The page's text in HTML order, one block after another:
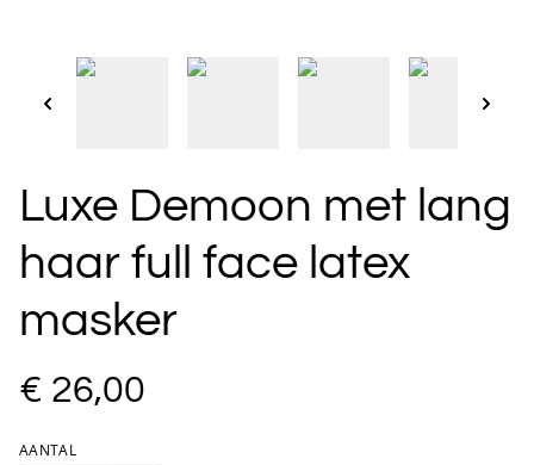
Luxe Demoon met lang
haar full face latex
masker
€ 26,00
AANTAL